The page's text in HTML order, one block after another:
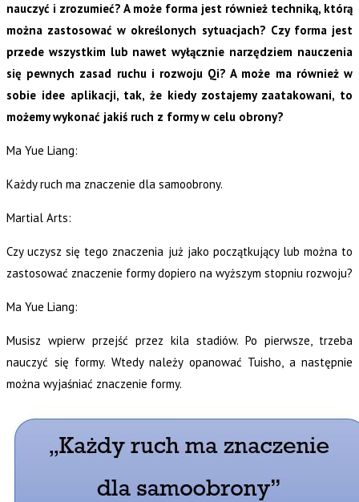
nauczyć i zrozumieć? A może forma jest również techniką, którą
można zastosować w określonych sytuacjach? Czy forma jest
przede wszystkim lub nawet wyłącznie narzędziem nauczenia
się pewnych zasad ruchu i rozwoju Qi? A może ma również w
sobie idee aplikacji, tak, że kiedy zostajemy zaatakowani, to
możemy wykonać jakiś ruch z formy w celu obrony?
Ma Yue Liang:
Każdy ruch ma znaczenie dla samoobrony.
Martial Arts:
Czy uczysz się tego znaczenia już jako początkujący lub można to
zastosować znaczenie formy dopiero na wyższym stopniu rozwoju?
Ma Yue Liang:
Musisz wpierw przejść przez kila stadiów. Po pierwsze, trzeba
nauczyć się formy. Wtedy należy opanować Tuisho, a następnie
można wyjaśniać znaczenie formy.